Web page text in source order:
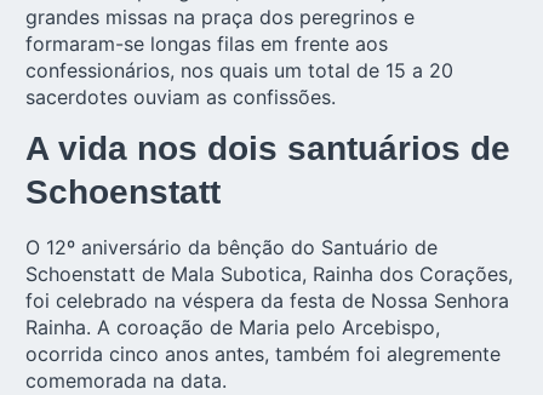
grandes missas na praça dos peregrinos e
formaram-se longas filas em frente aos
confessionários, nos quais um total de 15 a 20
sacerdotes ouviam as confissões.
A vida nos dois santuários de
Schoenstatt
O 12º aniversário da bênção do Santuário de
Schoenstatt de Mala Subotica, Rainha dos Corações,
foi celebrado na véspera da festa de Nossa Senhora
Rainha. A coroação de Maria pelo Arcebispo,
ocorrida cinco anos antes, também foi alegremente
comemorada na data.